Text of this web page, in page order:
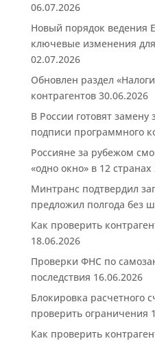
06.07.2026
Новый порядок ведения
ключевые изменения
02.07.2026
Обновлен раздел
контрагентов 30.06.2026
В России готовят
подписи программного
Россияне за рубежом
«одно окно» в 12 странах
Минтранс подтвердил
предложил полгода без
Как проверить
18.06.2026
Проверки ФНС по
последствия 16.06.2026
Блокировка расчетного
проверить ограничения
Как проверить